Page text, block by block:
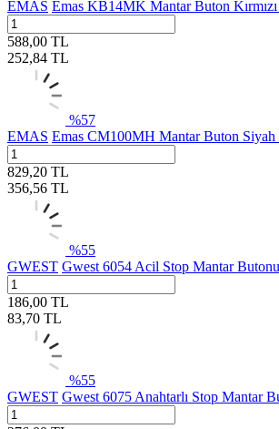
EMAS Emas KB14MK Mantar Buton
588,00 TL
252,84 TL
%57
EMAS Emas CM100MH Mantar Buton Siyah
829,20 TL
356,56 TL
%55
GWEST Gwest 6054 Acil Stop Mantar Butonu
186,00 TL
83,70 TL
%55
GWEST Gwest 6075 Anahtarlı Stop Mantar